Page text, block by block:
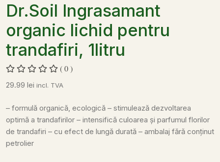
Dr.Soil Ingrasamant
organic lichid pentru
trandafiri, 1litru
( 0 )
29.99 lei incl. TVA
– formulă organică, ecologică – stimulează dezvoltarea
optimă a trandafirilor – intensifică culoarea și parfumul florilor
de trandafiri – cu efect de lungă durată – ambalaj fără conținut
petrolier